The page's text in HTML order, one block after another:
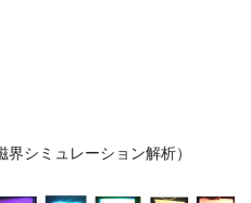
シミュレーション解析）